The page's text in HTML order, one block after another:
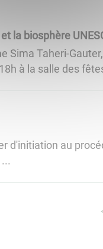
la biosphère
Sima Taheri-
à la salle des
d'initiation au